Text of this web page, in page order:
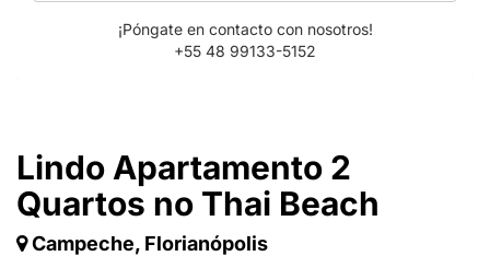
Lindo Apartamento 2
Quartos no Thai Beach
Campeche, Florianópolis
¡Póngate en contacto con nosotros!
+55 48 99133-5152